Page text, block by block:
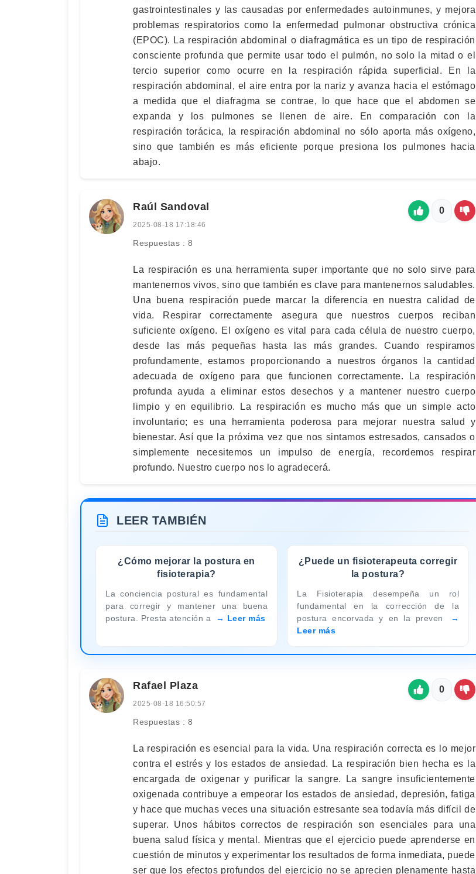
gastrointestinales y las causadas por enfermedades autoinmunes, y mejora
problemas respiratorios como la enfermedad pulmonar obstructiva crónica
(EPOC). La respiración abdominal o diafragmática es un tipo de respiración
consciente profunda que permite usar todo el pulmón, no solo la mitad o el
tercio superior como ocurre en la respiración rápida superficial. En la
respiración abdominal, el aire entra por la nariz y avanza hacia el estómago
a medida que el diafragma se contrae, lo que hace que el abdomen se
expanda y los pulmones se llenen de aire. En comparación con la
respiración torácica, la respiración abdominal no sólo aporta más oxígeno,
sino que también es más eficiente porque presiona los pulmones hacia
abajo.
Raúl Sandoval
2025-08-18 17:18:46
Respuestas : 8
0
La respiración es una herramienta super importante que no solo sirve para
mantenernos vivos, sino que también es clave para mantenernos saludables.
Una buena respiración puede marcar la diferencia en nuestra calidad de
vida. Respirar correctamente asegura que nuestros cuerpos reciban
suficiente oxígeno. El oxígeno es vital para cada célula de nuestro cuerpo,
desde las más pequeñas hasta las más grandes. Cuando respiramos
profundamente, estamos proporcionando a nuestros órganos la cantidad
adecuada de oxígeno para que funcionen correctamente. La respiración
profunda ayuda a eliminar estos desechos y a mantener nuestro cuerpo
limpio y en equilibrio. La respiración es mucho más que un simple acto
involuntario; es una herramienta poderosa para mejorar nuestra salud y
bienestar. Así que la próxima vez que nos sintamos estresados, cansados o
simplemente necesitemos un impulso de energía, recordemos respirar
profundo. Nuestro cuerpo nos lo agradecerá.
LEER TAMBIÉN
¿Cómo mejorar la postura en
fisioterapia?
La conciencia postural es fundamental
para corregir y mantener una buena
postura. Presta atención a
Leer más
¿Puede un fisioterapeuta corregir
la postura?
La Fisioterapia desempeña un rol
fundamental en la corrección de la
postura encorvada y en la preven
Leer más
Rafael Plaza
2025-08-18 16:50:57
Respuestas : 8
0
La respiración es esencial para la vida. Una respiración correcta es lo mejor
contra el estrés y los estados de ansiedad. La respiración bien hecha es la
encargada de oxigenar y purificar la sangre. La sangre insuficientemente
oxigenada contribuye a empeorar los estados de ansiedad, depresión, fatiga
y hace que muchas veces una situación estresante sea todavía más difícil de
superar. Unos hábitos correctos de respiración son esenciales para una
buena salud física y mental. Mientras que el ejercicio puede aprenderse en
cuestión de minutos y experimentar los resultados de forma inmediata, puede
ser que los efectos profundos del ejercicio no se aprecien plenamente hasta